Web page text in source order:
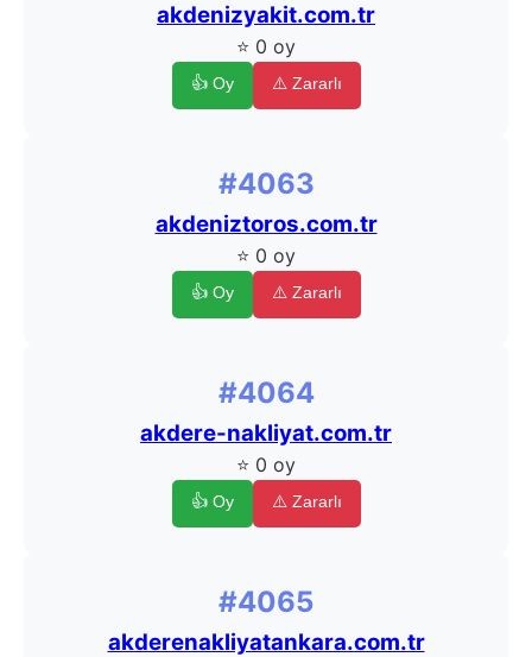
akdenizyakit.com.tr
⭐ 0 oy
👍 Oy ⚠️ Zararlı
#4063
akdeniztoros.com.tr
⭐ 0 oy
👍 Oy ⚠️ Zararlı
#4064
akdere-nakliyat.com.tr
⭐ 0 oy
👍 Oy ⚠️ Zararlı
#4065
akderenakliyatankara.com.tr